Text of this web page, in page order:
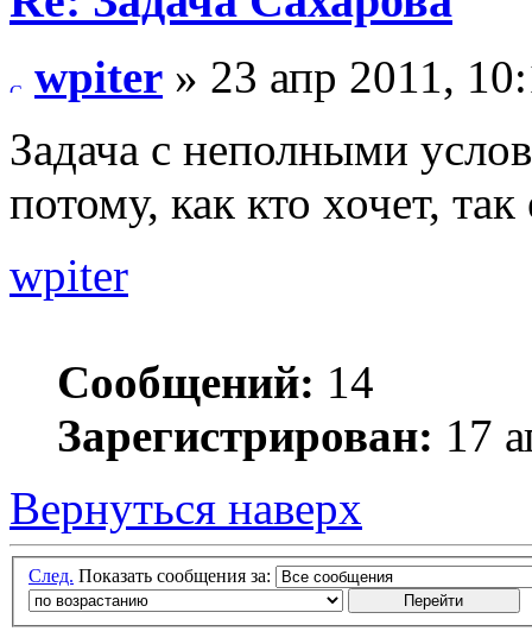
wpiter » 23 апр 2011,
Задача с неполными
потому, как кто хочет,
wpiter
Сообщений: 14
Зарегистрирован: 17
Вернуться наверх
След. Показать сообщения за: